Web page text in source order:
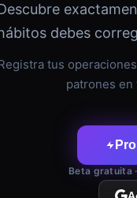
debes
tus
patrones
Beta gratuita